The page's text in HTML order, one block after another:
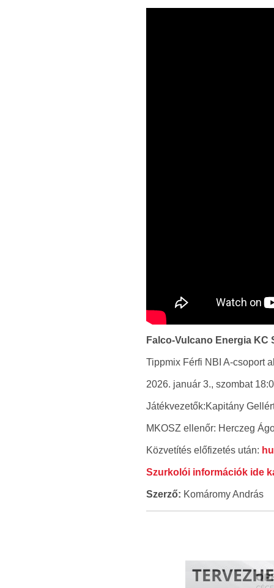
Falco-Vulcano Energia KC
Tippmix Férfi NBI A-csoport
2026. január 3., szombat
Játékvezetők:Kapitány
MKOSZ ellenőr: Herczeg
Közvetítés előfizetés után:
Szurkolói információk ide
Szerző: Komáromy András